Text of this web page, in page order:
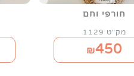
חורפי וחם
מק"ט 1129
₪450